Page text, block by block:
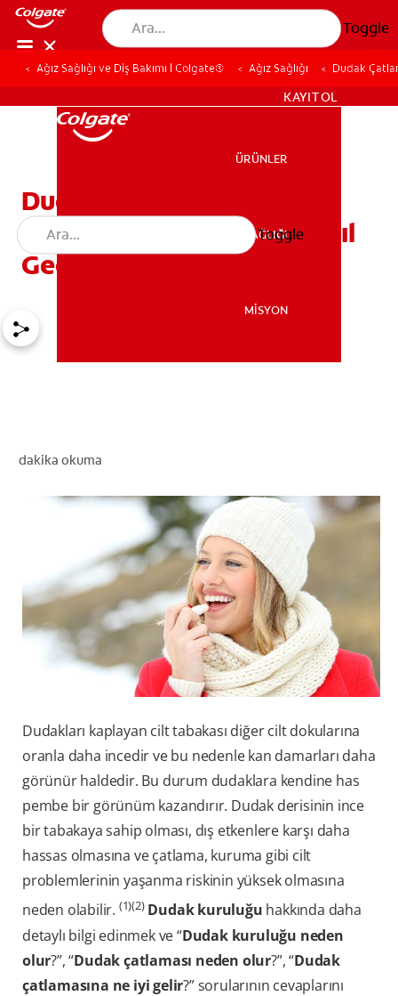
Toggle
MİSYON
KAYIT OL
KAYIT OL
ÜRÜNLER
AĞIZ SAĞLIĞI
MİSYON
Toggle
Ağız Sağlığı ve Diş Bakımı | Colgate® Ağız Sağlığı Dudak
Dudak Çatlaması &
Kuruluğu Neden Olur, Nasıl
Geçer?
dakika okuma
Dudakları kaplayan cilt tabakası diğer cilt dokularına
oranla daha incedir ve bu nedenle kan damarları daha
görünür haldedir. Bu durum dudaklara kendine has
pembe bir görünüm kazandırır. Dudak derisinin ince
bir tabakaya sahip olması, dış etkenlere karşı daha
hassas olmasına ve çatlama, kuruma gibi cilt
problemlerinin yaşanma riskinin yüksek olmasına
neden olabilir. (1)(2) Dudak kuruluğu hakkında daha
detaylı bilgi edinmek ve “Dudak kuruluğu neden
olur?”, “Dudak çatlaması neden olur?”, “Dudak
çatlamasına ne iyi gelir?” sorularının cevaplarını